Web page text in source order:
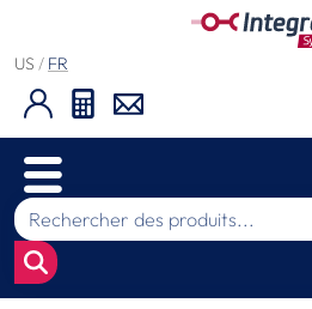
US / FR